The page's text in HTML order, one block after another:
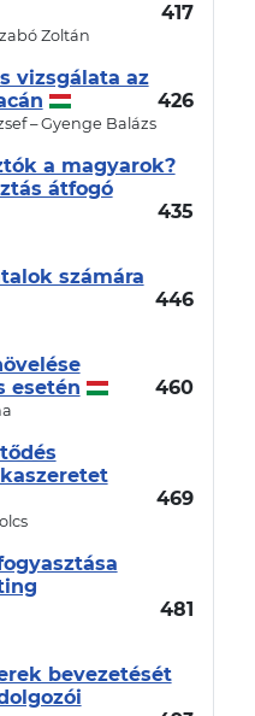
417
Zoltán
vizsgálata az
426
– Gyenge Balázs
a magyarok?
átfogó
435
számára
446
esetén
460
469
481
bevezetését